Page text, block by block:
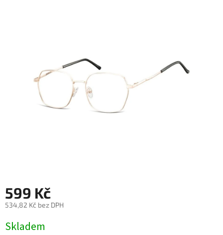
599 Kč
534,82 Kč bez DPH
cena:
Skladem